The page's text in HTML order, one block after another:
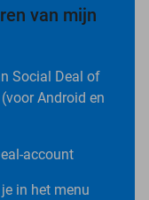
van mijn
Social Deal of
Android en
account
in het menu